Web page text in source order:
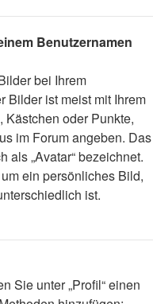
Benutzernamen
bei Ihrem
Bilder ist meist mit Ihrem
Kästchen oder Punkte,
im Forum angeben. Das
als „Avatar“ bezeichnet.
ein persönliches Bild,
ist.
Sie unter „Profil“ einen